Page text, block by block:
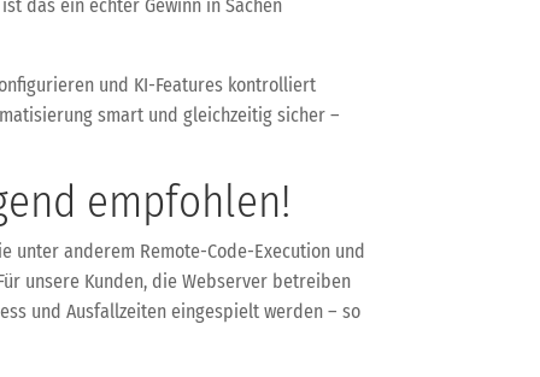
das ein echter Gewinn in Sachen
und KI-Features kontrolliert
smart und gleichzeitig sicher –
empfohlen!
unter anderem Remote-Code-Execution und
unsere Kunden, die Webserver betreiben
und Ausfallzeiten eingespielt werden – so